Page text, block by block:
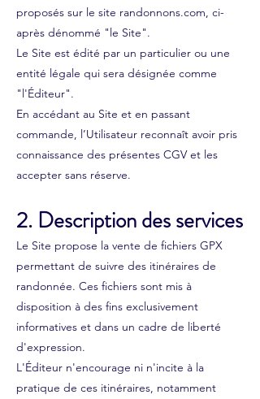
proposés sur le site randonnons.com, ci-
après dénommé "le Site".
Le Site est édité par un particulier ou une
entité légale qui sera désignée comme
"l'Éditeur".
En accédant au Site et en passant
commande, l’Utilisateur reconnaît avoir pris
connaissance des présentes CGV et les
accepter sans réserve.
2. Description des services
Le Site propose la vente de fichiers GPX
permettant de suivre des itinéraires de
randonnée. Ces fichiers sont mis à
disposition à des fins exclusivement
informatives et dans un cadre de liberté
d'expression.
L'Éditeur n'encourage ni n'incite à la
pratique de ces itinéraires, notamment